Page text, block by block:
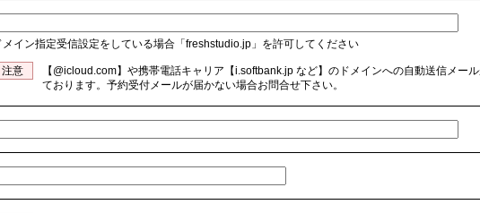
メイン指定受信設定をしている場合「freshstudio.jp」を許可してください
注意
【@icloud.com】や携帯電話キャリア【i.softbank.jp など】のドメインへの自動送信メー
ております。予約受付メールが届かない場合お問合せ下さい。